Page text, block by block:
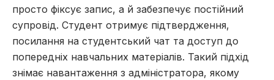
просто фіксує запис, а й забезпечує постійний
супровід. Студент отримує підтвердження,
посилання на студентський чат та доступ до
попередніх навчальних матеріалів. Такий підхід
знімає навантаження з адміністратора, якому